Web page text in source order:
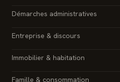
Démarches administratives
Entreprise & discours
Immobilier & habitation
Famille & consommation